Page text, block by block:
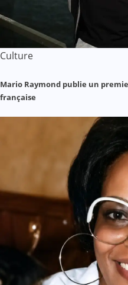
Culture
Mario Raymond publie un
française